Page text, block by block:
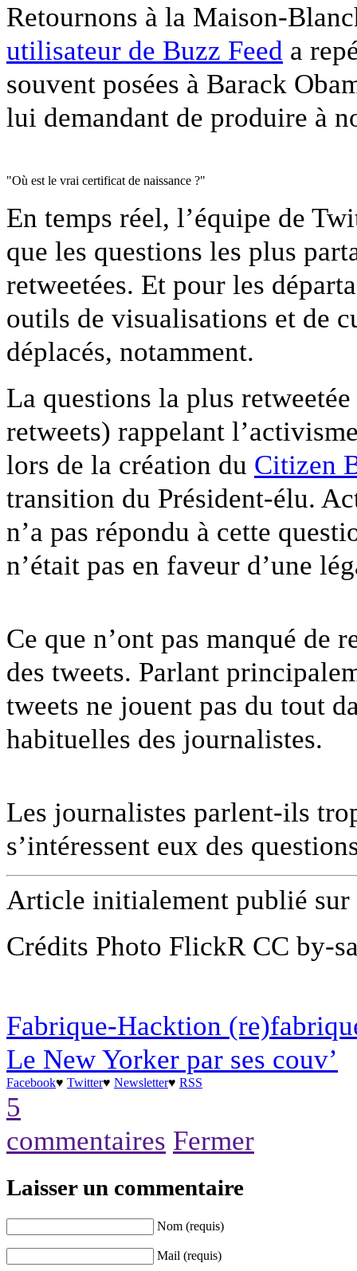
Retournons à la Maison-
utilisateur de Buzz Feed a
souvent posées à Barack
lui demandant de produire à
"Où est le vrai certificat de naissance ?"
En temps réel, l’équipe de
que les questions les plus
retweetées. Et pour les
outils de visualisations et de
déplacés, notamment.
La questions la plus
retweets) rappelant
lors de la création du Citizen
transition du Président-élu.
n’a pas répondu à cette
n’était pas en faveur d’une
Ce que n’ont pas manqué de
des tweets. Parlant
tweets ne jouent pas du tout
habituelles des journalistes.
Les journalistes parlent-ils
s’intéressent eux des
Article initialement publié
Crédits Photo FlickR CC by-
Fabrique-Hacktion
Le New Yorker par ses couv’
Facebook♥ Twitter♥ Newsletter♥ RSS
5
commentaires Fermer
Laisser un commentaire
Nom (requis)
Mail (requis)